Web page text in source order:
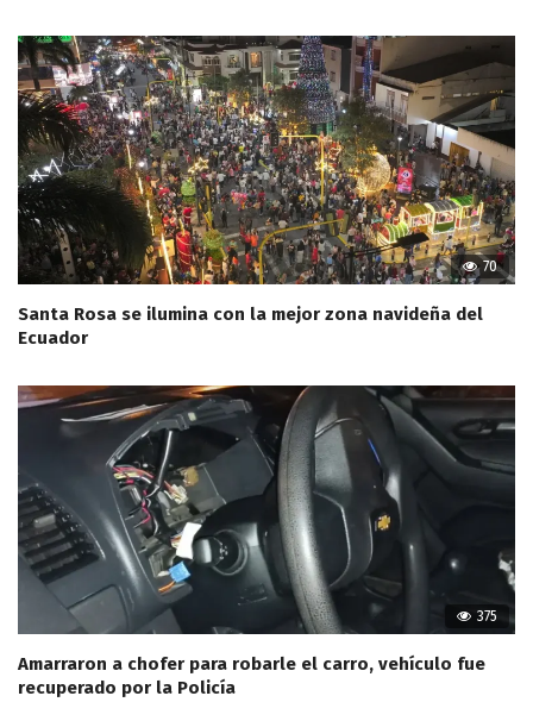
70
Santa Rosa se ilumina con la mejor zona navideña del
Ecuador
375
Amarraron a chofer para robarle el carro, vehículo fue
recuperado por la Policía